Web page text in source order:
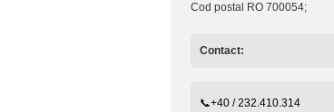
Cod postal RO 700054;
Contact:
📞+40 / 232.410.314